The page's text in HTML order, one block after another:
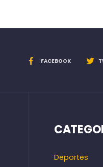
FACEBOOK
Deportes